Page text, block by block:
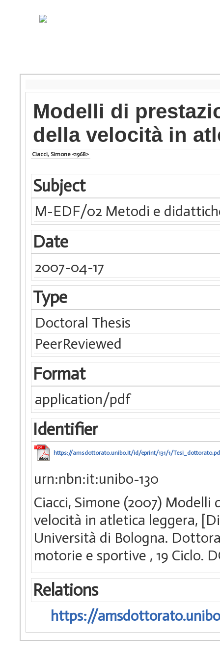
Modelli di
della velocità in
Ciacci, Simone <1968>
Subject
M-EDF/02 Metodi e
Date
2007-04-17
Type
Doctoral Thesis
PeerReviewed
Format
application/pdf
Identifier
https://amsdottorato.unibo.it/id/eprint/131/1/
urn:nbn:it:unibo-130
Ciacci, Simone (2007)
velocità in atletica leggera,
Università di Bologna.
motorie e sportive , 19 Ciclo.
Relations
https://